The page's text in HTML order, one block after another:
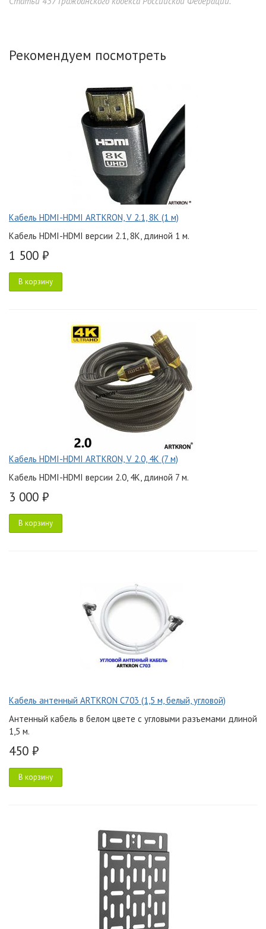
Рекомендуем посмотреть
Кабель HDMI-HDMI ARTKRON, V 2.1, 8K (1 м)
Кабель HDMI-HDMI версии 2.1, 8K, длиной 1 м.
1 500 ₽
В корзину
Кабель HDMI-HDMI ARTKRON, V 2.0, 4K (7 м)
Кабель HDMI-HDMI версии 2.0, 4K, длиной 7 м.
3 000 ₽
В корзину
Кабель антенный ARTKRON C703 (1,5 м, белый, угловой)
Антенный кабель в белом цвете с угловыми разъемами длиной
1,5 м.
450 ₽
В корзину